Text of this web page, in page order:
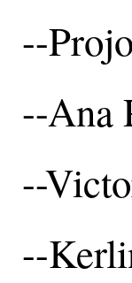
--
--Ana
--
--